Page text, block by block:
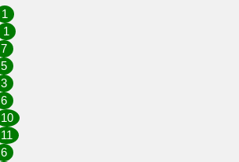
1
1
7
5
3
6
10
11
6